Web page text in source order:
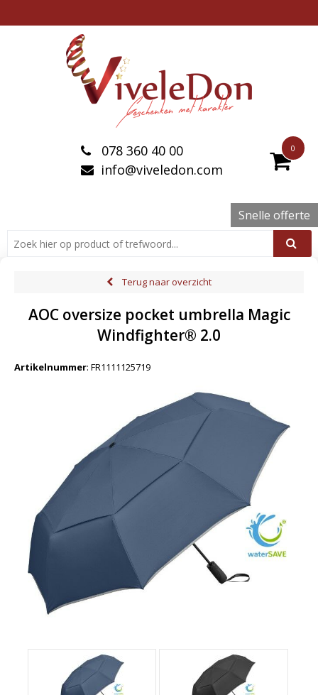
0
078 360 40 00
info@viveledon.com
Snelle offerte
Terug naar overzicht
AOC oversize pocket umbrella Magic
Windfighter® 2.0
Artikelnummer: FR1111125719